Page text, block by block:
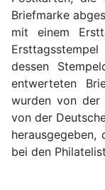
Briefmarke
mit einem
dessen
entwerteten
wurden von der
von der
bei den